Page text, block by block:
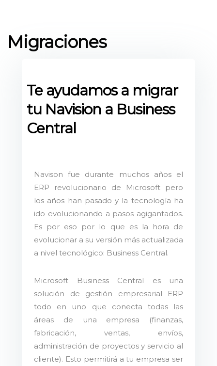
Migraciones
Te ayudamos a migrar
tu Navision a Business
Central
Navison fue durante muchos años el
ERP revolucionario de Microsoft pero
los años han pasado y la tecnología ha
ido evolucionando a pasos agigantados.
Es por eso por lo que es la hora de
evolucionar a su versión más actualizada
a nivel tecnológico: Business Central.
Microsoft Business Central es una
solución de gestión empresarial ERP
todo en uno que conecta todas las
áreas de una empresa (finanzas,
fabricación, ventas, envíos,
administración de proyectos y servicio al
cliente). Esto permitirá a tu empresa ser